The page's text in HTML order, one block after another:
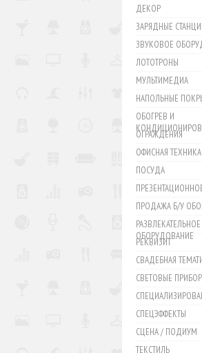
ДЕКОР
ЗАРЯДНЫЕ
ЗВУКОВОЕ
ЛОТОТРОНЫ
МУЛЬТИМЕДИА
НАПОЛЬНЫЕ
ОБОГРЕВ И
ОГРАЖДЕНИЯ
ОФИСНАЯ ТЕХНИКА
ПОСУДА
ПРОДАЖА Б/У
РАЗВЛЕКАТЕЛЬНОЕ
ОБОРУДОВАНИЕ
РЕКВИЗИТ
СВАДЕБНАЯ
СВЕТОВЫЕ
СПЕЦЭФФЕКТЫ
СЦЕНА / ПОДИУМ
ТЕКСТИЛЬ